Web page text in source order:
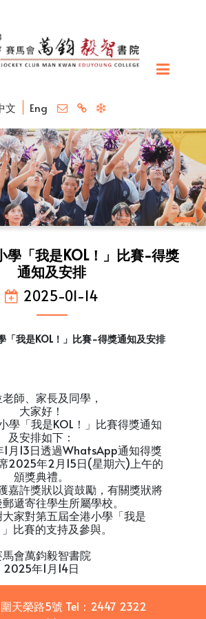
文 Eng
學「我是KOL！」比賽-得獎
通知及安排
2025-01-14
「我是KOL！」比賽-得獎通知及安排
師、家長及同學，
大家好！
學「我是KOL！」比賽得獎通知
及安排如下：
月13日透過WhatsApp通知得獎
2025年2月15日(星期六)上午的
頒獎典禮。
嘉許獎狀以資鼓勵，有關獎狀將
遞寄往學生所屬學校。
家對第五屆全港小學「我是
比賽的支持及參與。
馬會萬鈞毅智書院
2025年1月14日
天榮路5號 Tel： 2447 2322